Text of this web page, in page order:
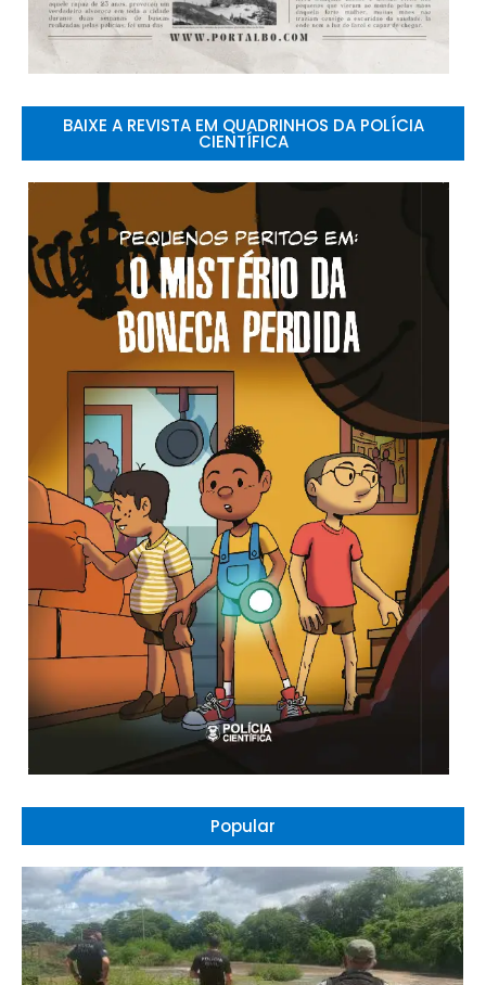
BAIXE A REVISTA EM QUADRINHOS DA POLÍCIA
CIENTÍFICA
Popular